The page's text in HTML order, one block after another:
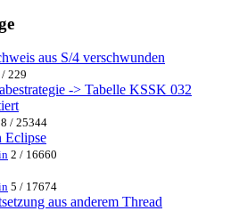
aus S/4 verschwunden
/ 229
-> Tabelle KSSK 032
8 / 25344
Eclipse
2 / 16660
5 / 17674
aus anderem Thread